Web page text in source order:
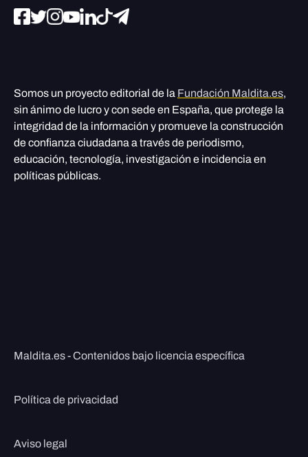
Somos un proyecto editorial de la Fundación Maldita.es,
sin ánimo de lucro y con sede en España, que protege la
integridad de la información y promueve la construcción
de confianza ciudadana a través de periodismo,
educación, tecnología, investigación e incidencia en
políticas públicas.
Maldita.es - Contenidos bajo licencia específica
Política de privacidad
Aviso legal